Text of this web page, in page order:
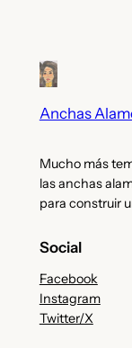
Anchas
Mucho más
las anchas
para construir
Social
Facebook
Instagram
Twitter/X